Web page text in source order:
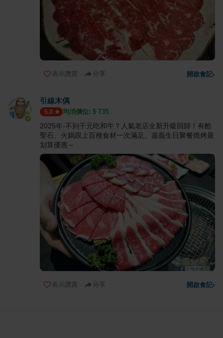
表示讚賞 分享 開啟食記›
引線木偶
5.0 均消價位: $ 735
2025年-不到千元吃和牛？人氣老店全新升級回歸！有酷
聖石、火鍋跟上百種食材一次滿足。嘉義生日聚餐燒烤最
划算優惠～
表示讚賞 分享 開啟食記›